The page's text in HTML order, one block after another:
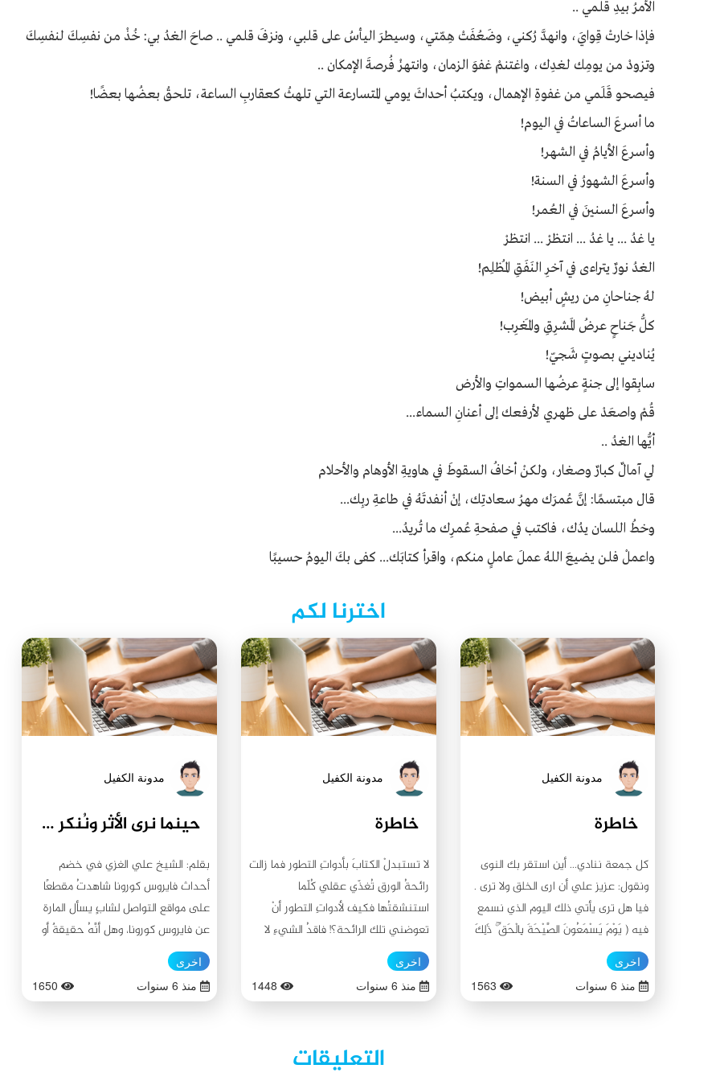
الأمرُ بيدِ قلمي ..
فإذا خارتْ قِوايَ، وانهدَّ رُكني، وضَعُفَتْ هِمّتي، وسيطرَ اليأسُ على قلبي، ونزفَ قلمي .. صاحَ الغدُ بي: خُذْ من نفسِكَ لنفسِكَ
وتزودْ من يومِك لغدِك، واغتنمْ غفوَ الزمان، وانتهزْ فُرصةَ الإمكان ..
فيصحو قَلَمي من غفوةِ الإهمال، ويكتبُ أحداثَ يومي المتسارعة التي تلهثُ كعقاربِ الساعة، تلحقُ بعضُها بعضًا!
ما أسرعَ الساعاتُ في اليوم!
وأسرعَ الأيامُ في الشهر!
وأسرعَ الشهورُ في السنة!
وأسرعَ السنينَ في العُمر!
يا غدُ ... يا غدُ ... انتظرْ ... انتظرْ
الغدُ نورٌ يتراءى في آخرِ النَفَقِ المُظلِم!
لهُ جناحانِ من ريشٍ أبيض!
كلُّ جَناحٍ عرضُ الَمشرِقِ والمَغرِب!
يُناديني بصوتٍ شَجيّ!
سابِقوا إلى جنةٍ عرضُها السمواتِ والأرض
قُمْ واصعَدْ على ظهري لأرفعك إلى أعنانِ السماء...
أيُّها الغدُ ..
لي آمالٌ كبارٌ وصغار، ولكنْ أخافُ السقوطَ في هاويةِ الأوهام والأحلام
قال مبتسمًا: إنَّ عُمرَك مهرُ سعادتِك، إنْ أنفدتَهُ في طاعةِ ربِك...
وخطُ اللسان يدُك، فاكتب في صفحةِ عُمرِك ما تُريدُ...
واعملْ فلن يضيعَ اللهُ عملَ عاملٍ منكم، واقرأ كتابَك... كفى بكَ اليومُ حسيبًا
اخترنا لكم
مدونة الكفيل
خاطرة
كل جمعة ننادي... أين استقر بك النوى
ونقول: عزيز علي أن ارى الخلق ولا ترى .
فيا هل ترى يأتي ذلك اليوم الذي نسمع
فيه ( يَوْمَ يَسْمَعُونَ الصَّيْحَةَ بِالْحَقِّ ۚ ذَٰلِكَ
يَوْمُ الْخُرُوجِ) فقد ضاقت الأرض علينا بما
رحبت متى تكتحل أعيننا بطلتك البهية
يا ابن السادة المطهرين . إن كنا لا
اخرى
منذ 6 سنوات
1563
مدونة الكفيل
خاطرة
لا تستبدلْ الكتابَ بأدواتِ التطور فما زالت
رائحةُ الورقِ تُغذّي عقلي كُلّما
استنشقتُها فكيف لأدواتِ التطور أنْ
تعوضني تلك الرائحة؟! فاقدُ الشيءِ لا
يُعطيه.
اخرى
منذ 6 سنوات
1448
مدونة الكفيل
حينما نرى الأثر ونُنكر العين
بقلم: الشيخ علي الغزي في خضم
أحداث فايروس كورونا شاهدتُ مقطعًا
على مواقع التواصل لشابٍ يسأل المارة
عن فايروس كورونا، وهل أنَّهُ حقيقةٌ أو
كذب؟ وقد أحضر معه شخصًا يمثل دورًا،
وأنَّهُ كان في الحجر الصحيّ لمصابي
كورونا. واللافت للنظر : أنَّ أغلب من
اخرى
منذ 6 سنوات
1650
التعليقات